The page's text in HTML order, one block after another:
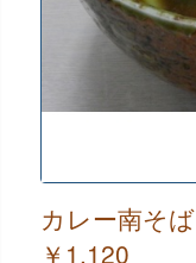
カレー南そば
￥1,120